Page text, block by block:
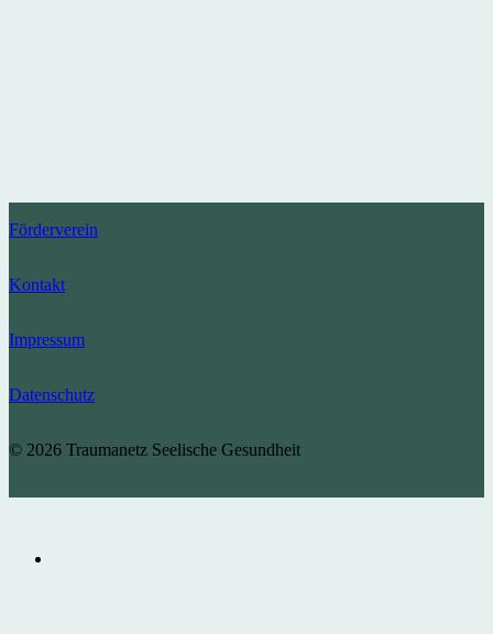
Förderverein
Kontakt
Impressum
Datenschutz
© 2026 Traumanetz Seelische Gesundheit